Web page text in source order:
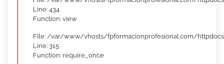
Line: 434
Function: view
File: /var/www/vhosts/fpformacionprofesional.com/
Line: 315
Function: require_once